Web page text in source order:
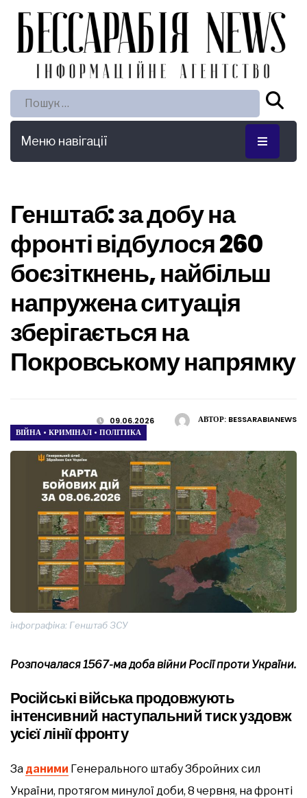
Пошук:
Меню навігації
Генштаб: за добу на
фронті відбулося 260
боєзіткнень, найбільш
напружена ситуація
зберігається на
Покровському напрямку
АВТОР: BESSARABIANEWS
09.06.2026
ВІЙНА • КРИМІНАЛ • ПОЛІТИКА
інфографіка: Генштаб ЗСУ
Розпочалася 1567-ма доба війни Росії проти України.
Російські війська продовжують
інтенсивний наступальний тиск уздовж
усієї лінії фронту
За даними Генерального штабу Збройних сил
України, протягом минулої доби, 8 червня, на фронті